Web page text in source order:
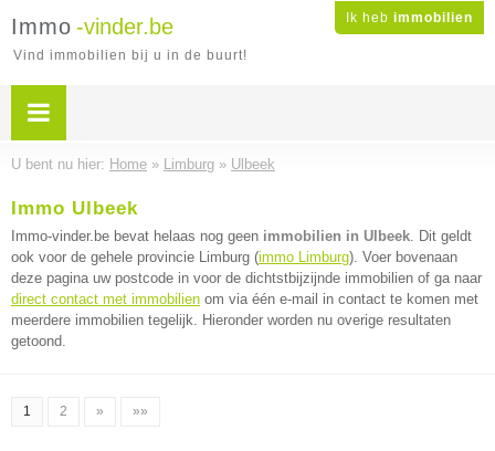
Ik heb immobilien
Immo -vinder.be
Vind immobilien bij u in de buurt!
U bent nu hier: Home » Limburg » Ulbeek
Immo Ulbeek
Immo-vinder.be bevat helaas nog geen immobilien in Ulbeek. Dit geldt
ook voor de gehele provincie Limburg (immo Limburg). Voer bovenaan
deze pagina uw postcode in voor de dichtstbijzijnde immobilien of ga naar
direct contact met immobilien om via één e-mail in contact te komen met
meerdere immobilien tegelijk. Hieronder worden nu overige resultaten
getoond.
1 2 » »»